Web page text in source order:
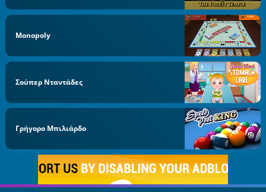
Monopoly
Σούπερ Νταντάδες
Γρήγορο Μπιλιάρδο